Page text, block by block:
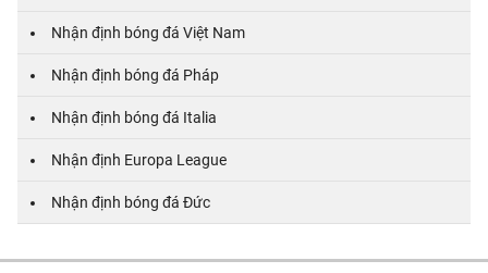
Nhận định bóng đá Việt Nam
Nhận định bóng đá Pháp
Nhận định bóng đá Italia
Nhận định Europa League
Nhận định bóng đá Đức